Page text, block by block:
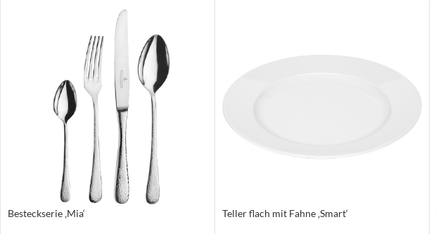
Besteckserie ‚Mia‘ Teller flach mit Fahne ‚Smart‘